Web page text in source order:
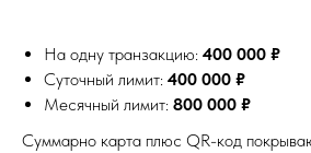
На одну транзакцию: 400 000 ₽
Суточный лимит: 400 000 ₽
Месячный лимит: 800 000 ₽
Суммарно карта плюс QR-код